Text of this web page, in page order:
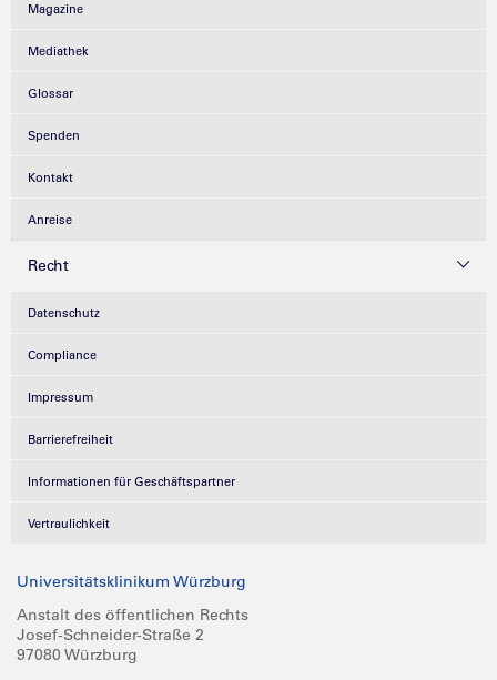
Magazine
Mediathek
Glossar
Spenden
Kontakt
Anreise
Recht
Datenschutz
Compliance
Impressum
Barrierefreiheit
Informationen für Geschäftspartner
Vertraulichkeit
Universitätsklinikum Würzburg
Anstalt des öffentlichen Rechts
Josef-Schneider-Straße 2
97080 Würzburg